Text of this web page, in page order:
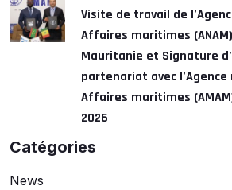
Visite de travail de
Affaires maritimes
Mauritanie et Signature
partenariat avec
Affaires maritimes
2026
Catégories
News